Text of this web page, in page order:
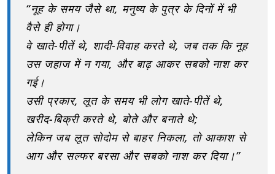
“नूह के समय जैसे था, मनुष्य के पुत्र के दिनों में भी
वैसे ही होगा।
वे खाते-पीतें थे, शादी-विवाह करते थे, जब तक कि नूह
उस जहाज में न गया, और बाढ़ आकर सबको नाश कर
गई।
उसी प्रकार, लूत के समय भी लोग खाते-पीतें थे,
खरीद-बिक्री करते थे, बोते और बनाते थे;
लेकिन जब लूत सोदोम से बाहर निकला, तो आकाश से
आग और सल्फर बरसा और सबको नाश कर दिया।”